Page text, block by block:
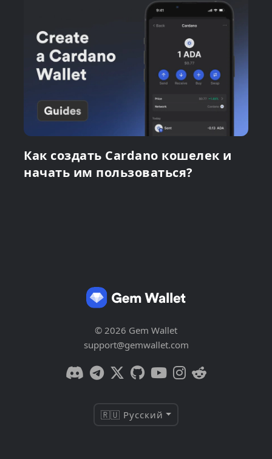
Как создать Cardano кошелек и
начать им пользоваться?
© 2026 Gem Wallet
support@gemwallet.com
🇷🇺 Русский